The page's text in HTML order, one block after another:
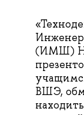
(ИМШ)
ВШЭ,